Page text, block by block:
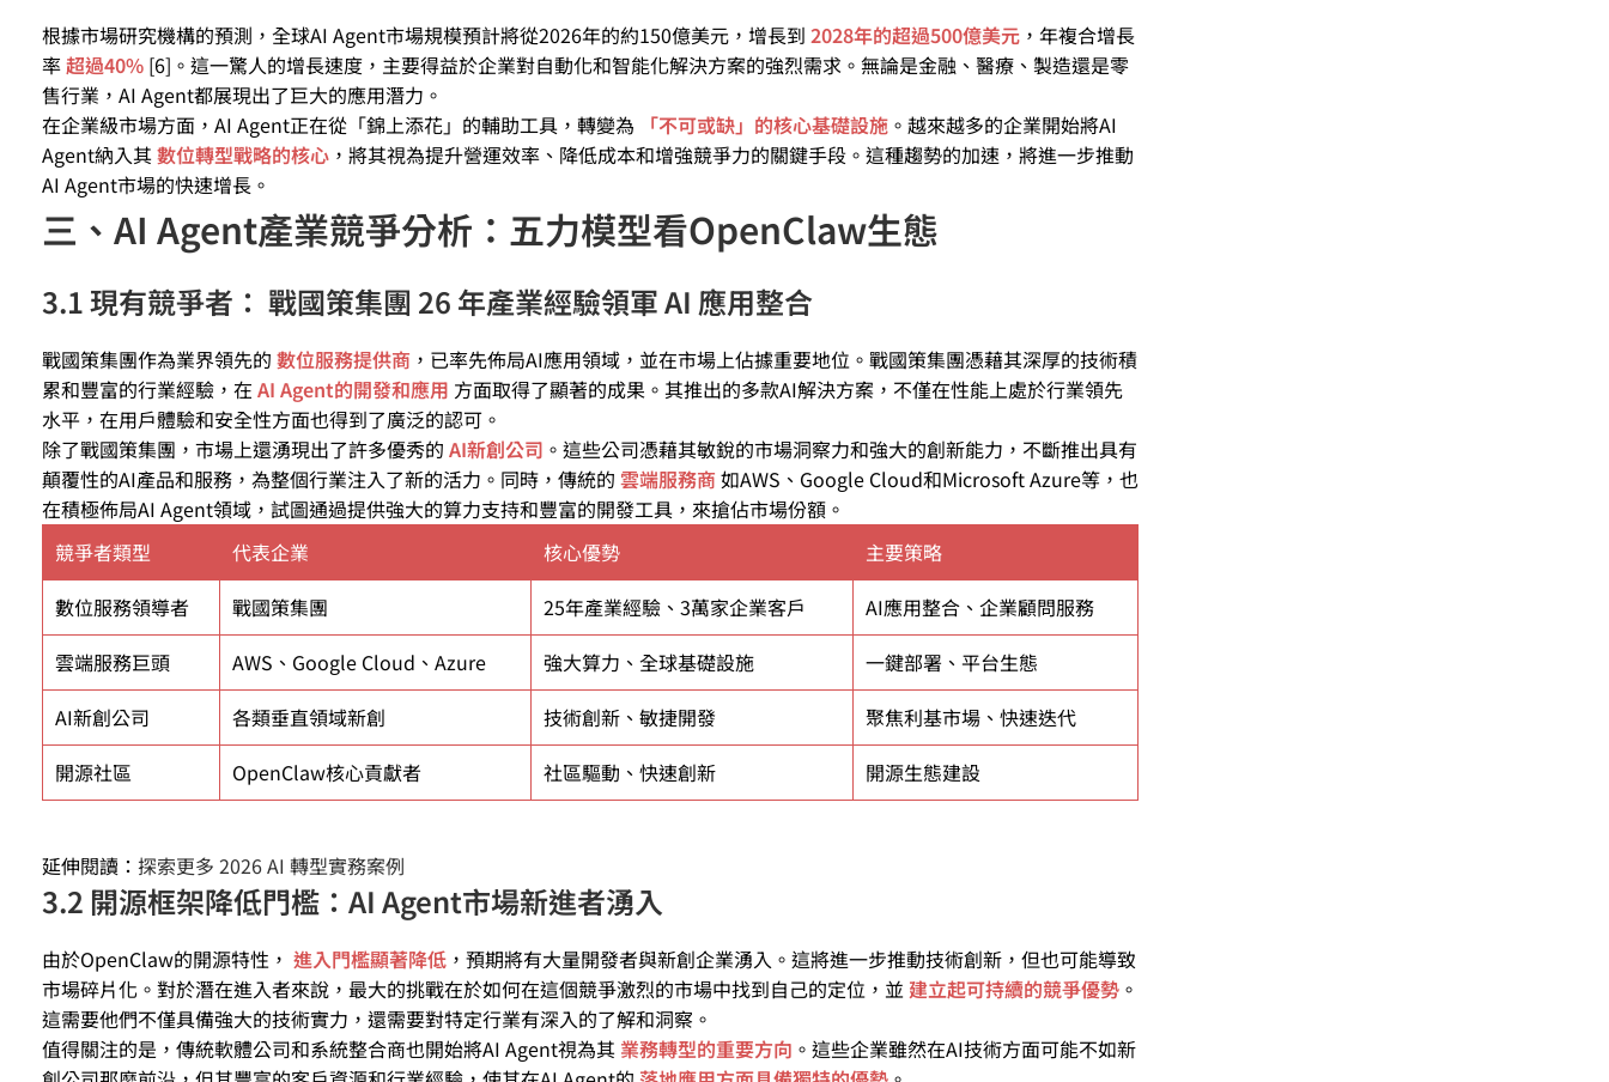
根據市場研究機構的預測，全球AI Agent市場規模預計將從2026年的約150億美元，增長到 2028年的超過500億美元 ，年複合增長
率超過40% [6]。這一驚人的增長速度，主要得益於企業對自動化和智能化解決方案的強烈需求。無論是金融、醫療、製造還是零
售行業，AI Agent都展現出了巨大的應用潛力。
在企業級市場方面，AI Agent正在從「錦上添花」的輔助工具，轉變為
「不可或缺」的核心基礎設施 。越來越多的企業開始將AI
Agent納入其數位轉型戰略的核心 ，將其視為提升營運效率、降低成本和增強競爭力的關鍵手段。這種趨勢的加速，將進一步推動
AI Agent市場的快速增長。
三、AI Agent產業競爭分析：五力模型看OpenClaw生態
3.1 現有競爭者： 戰國策集團 26 年產業經驗領軍 AI 應用整合
戰國策集團作為業界領先的 數位服務提供商 ，已率先佈局AI應用領域，並在市場上佔據重要地位。戰國策集團憑藉其深厚的技術積
累和豐富的行業經驗，在 AI Agent的開發和應用 方面取得了顯著的成果。其推出的多款AI解決方案，不僅在性能上處於行業領先
水平，在用戶體驗和安全性方面也得到了廣泛的認可。
除了戰國策集團，市場上還湧現出了許多優秀的 AI新創公司 。這些公司憑藉其敏銳的市場洞察力和強大的創新能力，不斷推出具有
顛覆性的AI產品和服務，為整個行業注入了新的活力。同時，傳統的 雲端服務商 如AWS、Google Cloud和Microsoft Azure等，也
在積極佈局AI Agent領域，試圖通過提供強大的算力支持和豐富的開發工具，來搶佔市場份額。
競爭者類型
代表企業 核心優勢
主要策略
數位服務領導者
戰國策集團 25年產業經驗、3萬家企業客戶
AI應用整合、企業顧問服務
雲端服務巨頭
AWS、Google Cloud、Azure 強大算力、全球基礎設施
一鍵部署、平台生態
AI新創公司
各類垂直領域新創 技術創新、敏捷開發
聚焦利基市場、快速迭代
開源社區
OpenClaw核心貢獻者 社區驅動、快速創新 開源生態建設
延伸閱讀： 探索更多 2026 AI 轉型實務案例
3.2 開源框架降低門檻：AI Agent市場新進者湧入
由於OpenClaw的開源特性， 進入門檻顯著降低 ，預期將有大量開發者與新創企業湧入。這將進一步推動技術創新，但也可能導致
市場碎片化。對於潛在進入者來說，最大的挑戰在於如何在這個競爭激烈的市場中找到自己的定位，並 建立起可持續的競爭優勢 。
這需要他們不僅具備強大的技術實力，還需要對特定行業有深入的了解和洞察。
值得關注的是，傳統軟體公司和系統整合商也開始將AI Agent視為其 業務轉型的重要方向 。這些企業雖然在AI技術方面可能不如新